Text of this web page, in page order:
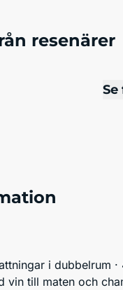
resenärer
i dubbelrum ·
vin till maten och